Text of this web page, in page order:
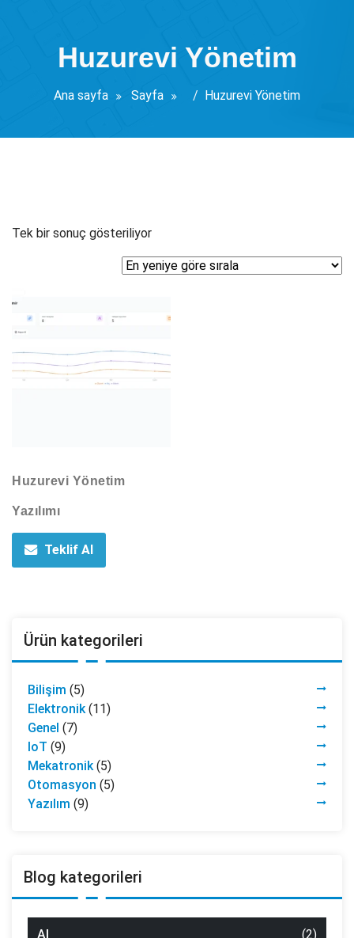
Huzurevi Yönetim
Ana sayfa Sayfa / Huzurevi Yönetim
Tek bir sonuç gösteriliyor
Huzurevi Yönetim
Yazılımı
Teklif Al
Ürün kategorileri
Bilişim (5)
Elektronik (11)
Genel (7)
IoT (9)
Mekatronik (5)
Otomasyon (5)
Yazılım (9)
Blog kategorileri
AI (2)